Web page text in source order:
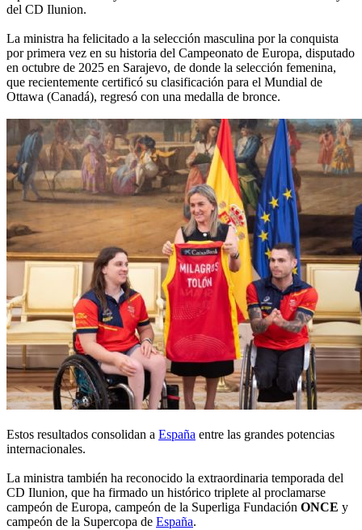
del CD Ilunion.
La ministra ha felicitado a la selección masculina por la conquista
por primera vez en su historia del Campeonato de Europa, disputado
en octubre de 2025 en Sarajevo, de donde la selección femenina,
que recientemente certificó su clasificación para el Mundial de
Ottawa (Canadá), regresó con una medalla de bronce.
Estos resultados consolidan a España entre las grandes potencias
internacionales.
La ministra también ha reconocido la extraordinaria temporada del
CD Ilunion, que ha firmado un histórico triplete al proclamarse
campeón de Europa, campeón de la Superliga Fundación ONCE y
campeón de la Supercopa de España.